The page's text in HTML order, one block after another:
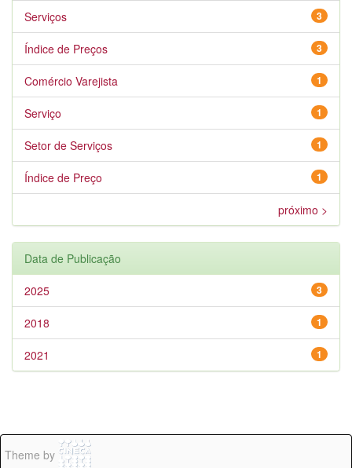
3
Serviços
3
Índice de Preços
1
Comércio Varejista
1
Serviço
1
Setor de Serviços
1
Índice de Preço
próximo >
Data de Publicação
3
2025
1
2018
1
2021
Theme by